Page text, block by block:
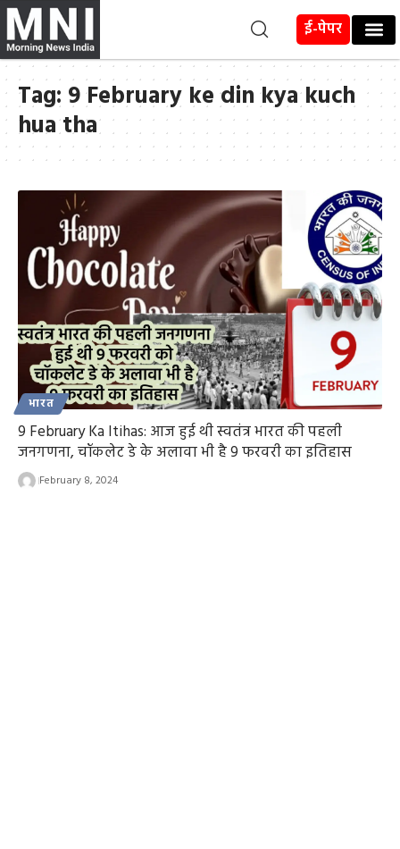
ई-पेपर
Tag: 9 February ke din kya kuch
hua tha
भारत
9 February Ka Itihas: आज हुई थी स्वतंत्र भारत की पहली
जनगणना, चॉकलेट डे के अलावा भी है 9 फरवरी का इतिहास
February 8, 2024